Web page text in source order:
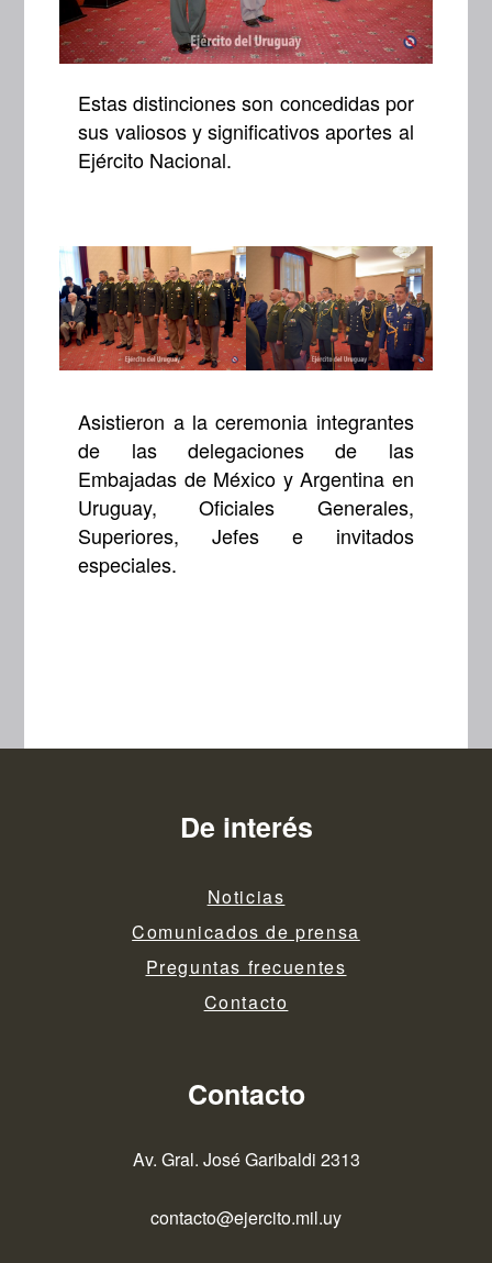
Estas distinciones son concedidas por
sus valiosos y significativos aportes al
Ejército Nacional.
Asistieron a la ceremonia integrantes
de las delegaciones de las
Embajadas de México y Argentina en
Uruguay, Oficiales Generales,
Superiores, Jefes e invitados
especiales.
De interés
Noticias
Comunicados de prensa
Preguntas frecuentes
Contacto
Contacto
Av. Gral. José Garibaldi 2313
contacto@ejercito.mil.uy